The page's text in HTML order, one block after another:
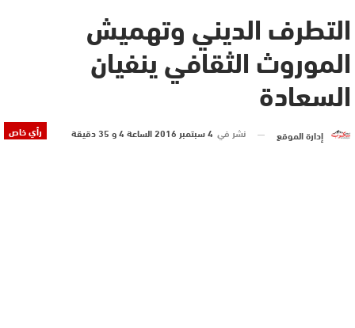
التطرف الديني وتهميش
الموروث الثقافي ينفيان
السعادة
رأي خاص إدارة الموقع نشر في 4 سبتمبر 2016 الساعة 4 و 35 دقيقة